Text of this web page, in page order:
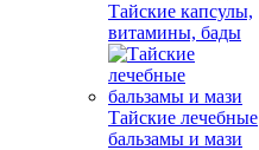
Тайские капсулы,
витамины, бады
Тайские лечебные
бальзамы и мази